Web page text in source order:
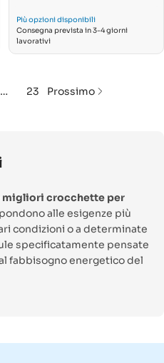
Più opzioni disponibili
Consegna prevista in 3-4 giorni
lavorativi
… 23 Prossimo
migliori crocchette per
alle esigenze più
condizioni o a determinate
specificatamente pensate
fabbisogno energetico del
di salute. Le